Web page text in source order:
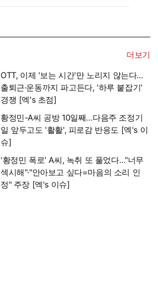
더보기
OTT, 이제 '보는 시간'만 노리지 않는다…
출퇴근·운동까지 파고든다, '하루 붙잡기'
경쟁 [엑's 초점]
황정민-A씨 공방 10일째…다음주 조정기
일 앞두고도 '활활', 피로감 반응도 [엑's 이
슈]
'황정민 폭로' A씨, 녹취 또 풀었다…"너무
섹시해"·"안아보고 싶다=마음의 소리 인
정" 주장 [엑's 이슈]